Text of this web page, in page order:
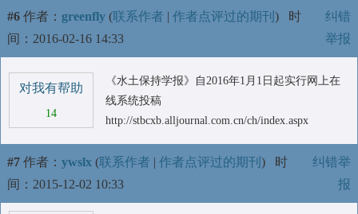
#6 作者： greenfly (联系作者 | 作者点评过的期刊 ) 时
间：2016-02-16 14:33
纠错
举报
对我有帮助
14
《水土保持学报》自2016年1月1日起实行网上在
线系统投稿
http://stbcxb.alljournal.com.cn/ch/index.aspx
#7 作者： ywslx (联系作者 | 作者点评过的期刊 ) 时
间：2015-12-02 10:33
纠错举
报